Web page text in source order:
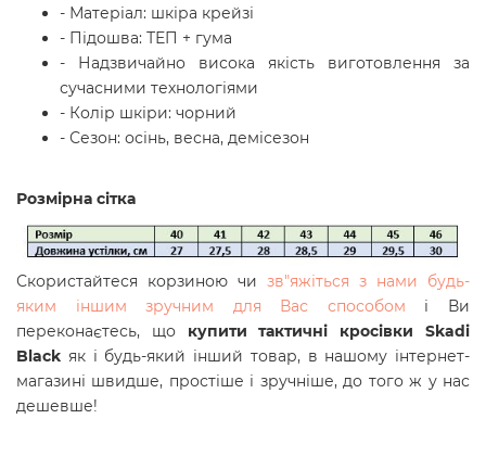
- Матеріал: шкіра крейзі
- Підошва: ТЕП + гума
- Надзвичайно висока якість виготовлення за
сучасними технологіями
- Колір шкіри: чорний
- Сезон: осінь, весна, демісезон
Розмірна сітка
Скористайтеся корзиною чи зв"яжіться з нами будь-
яким іншим зручним для Вас способом і Ви
переконаєтесь, що купити тактичні кросівки Skadi
Black як і будь-який інший товар, в нашому інтернет-
магазині швидше, простіше і зручніше, до того ж у нас
дешевше!